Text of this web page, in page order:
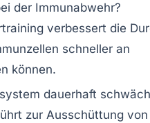
der Immunabwehr?
verbessert die
schneller an
können.
dauerhaft
zur Ausschüttung von